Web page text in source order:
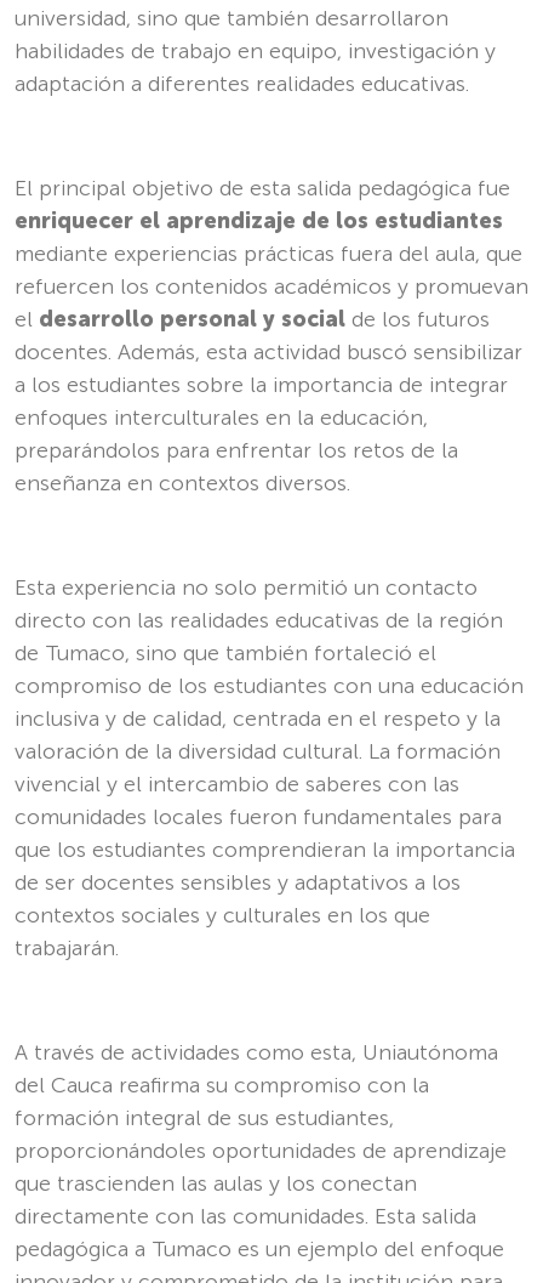
universidad, sino que también desarrollaron
habilidades de trabajo en equipo, investigación y
adaptación a diferentes realidades educativas.
El principal objetivo de esta salida pedagógica fue
enriquecer el aprendizaje de los estudiantes
mediante experiencias prácticas fuera del aula, que
refuercen los contenidos académicos y promuevan
el desarrollo personal y social de los futuros
docentes. Además, esta actividad buscó sensibilizar
a los estudiantes sobre la importancia de integrar
enfoques interculturales en la educación,
preparándolos para enfrentar los retos de la
enseñanza en contextos diversos.
Esta experiencia no solo permitió un contacto
directo con las realidades educativas de la región
de Tumaco, sino que también fortaleció el
compromiso de los estudiantes con una educación
inclusiva y de calidad, centrada en el respeto y la
valoración de la diversidad cultural. La formación
vivencial y el intercambio de saberes con las
comunidades locales fueron fundamentales para
que los estudiantes comprendieran la importancia
de ser docentes sensibles y adaptativos a los
contextos sociales y culturales en los que
trabajarán.
A través de actividades como esta, Uniautónoma
del Cauca reafirma su compromiso con la
formación integral de sus estudiantes,
proporcionándoles oportunidades de aprendizaje
que trascienden las aulas y los conectan
directamente con las comunidades. Esta salida
pedagógica a Tumaco es un ejemplo del enfoque